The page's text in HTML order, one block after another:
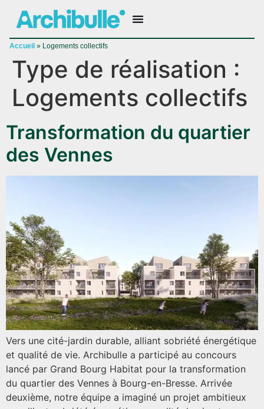
Accueil » Logements collectifs
Type de réalisation :
Logements collectifs
Transformation du quartier
des Vennes
Vers une cité-jardin durable, alliant sobriété énergétique
et qualité de vie. Archibulle a participé au concours
lancé par Grand Bourg Habitat pour la transformation
du quartier des Vennes à Bourg-en-Bresse. Arrivée
deuxième, notre équipe a imaginé un projet ambitieux